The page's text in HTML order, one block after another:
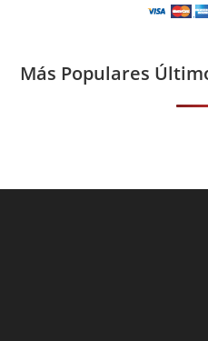
Más Populares